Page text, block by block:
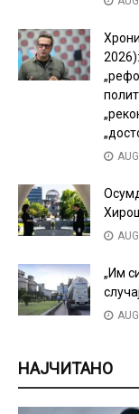
„Им
НАЈЧИТАНО